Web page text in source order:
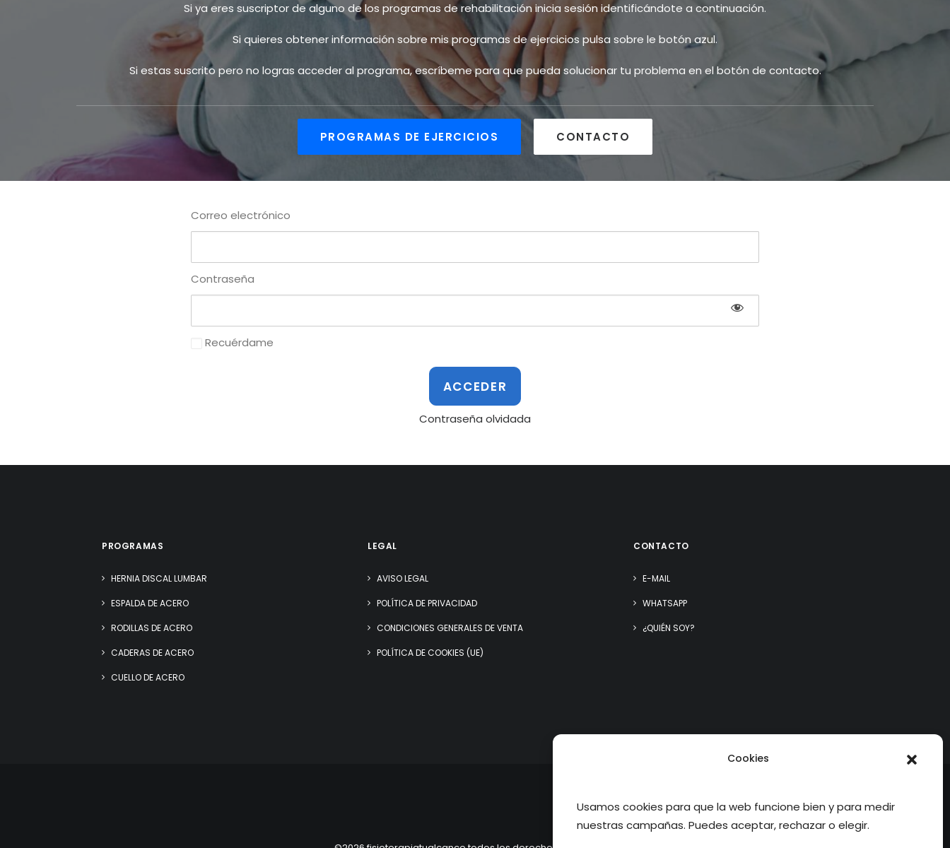
Cookies
Usamos cookies para que la web funcione bien y para medir
nuestras campañas. Puedes aceptar, rechazar o elegir.
Si ya eres suscriptor de alguno de los programas de rehabilitación inicia sesión identificándote a continuación.
Si quieres obtener información sobre mis programas de ejercicios pulsa sobre le botón azul.
Si estas suscrito pero no logras acceder al programa, escríbeme para que pueda solucionar tu problema en el botón de contacto.
PROGRAMAS DE EJERCICIOS CONTACTO
Correo electrónico
Contraseña
Recuérdame
Contraseña olvidada
PROGRAMAS
HERNIA DISCAL LUMBAR
ESPALDA DE ACERO
RODILLAS DE ACERO
CADERAS DE ACERO
CUELLO DE ACERO
LEGAL
AVISO LEGAL
POLÍTICA DE PRIVACIDAD
CONDICIONES GENERALES DE VENTA
POLÍTICA DE COOKIES (UE)
CONTACTO
E-MAIL
WHATSAPP
¿QUIÉN SOY?